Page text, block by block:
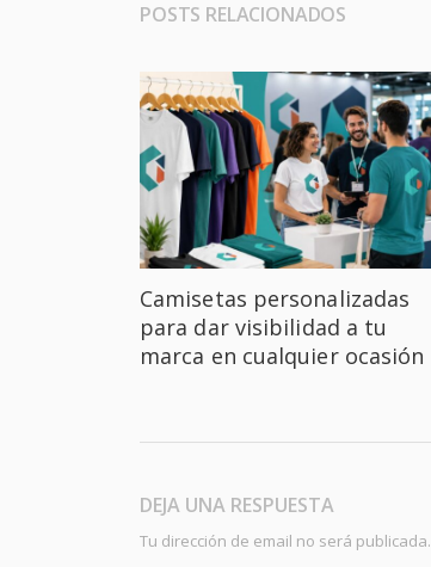
POSTS RELACIONADOS
Camisetas personalizadas
para dar visibilidad a tu
marca en cualquier ocasión
DEJA UNA RESPUESTA
Tu dirección de email no será publicada.